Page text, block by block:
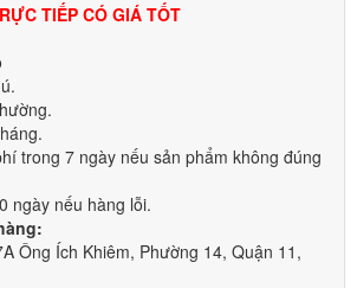
TIẾP CÓ GIÁ TỐT
trong 7 ngày nếu sản phẩm không đúng
ngày nếu hàng lỗi.
Ông Ích Khiêm, Phường 14, Quận 11,